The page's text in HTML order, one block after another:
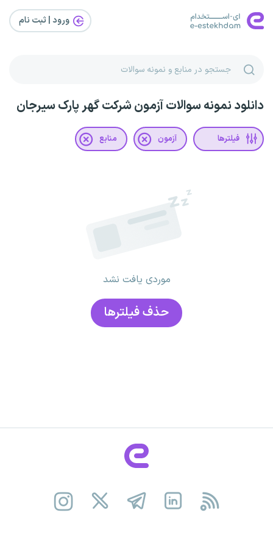
ورود | ثبت‌ نام
دانلود نمونه سوالات آزمون شرکت گهر پارک سیرجان
فیلترها آزمون منابع
موردی یافت نشد
حذف فیلتر‌ها